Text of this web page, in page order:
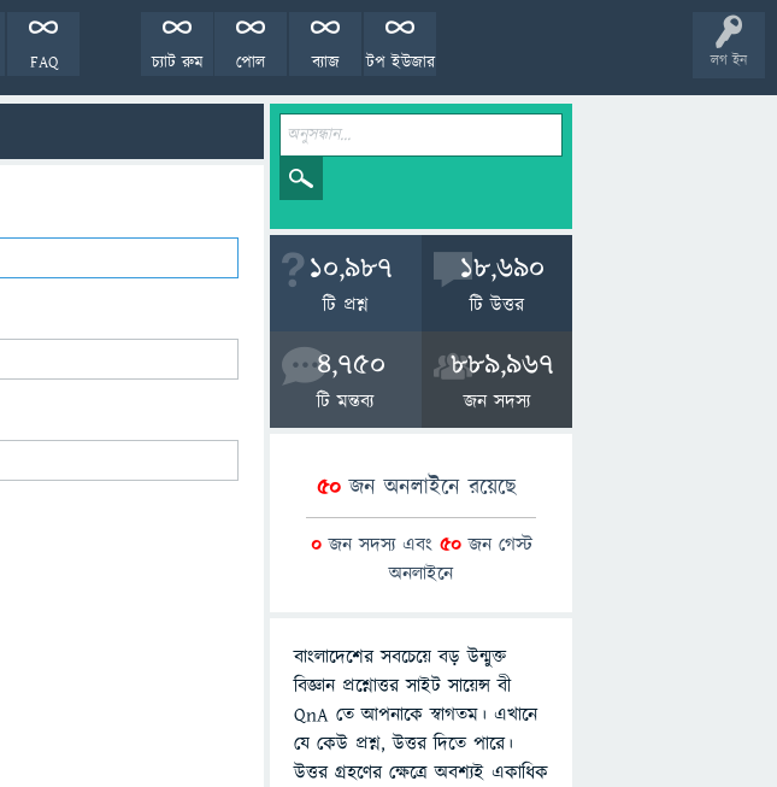
লগ ইন
FAQ টপ ইউজার
ব্যাজ
পোল
চ্যাট রুম
10,987
টি প্রশ্ন
18,690
টি উত্তর
4,750
টি মন্তব্য
889,967
জন সদস্য
50জন অনলাইনে রয়েছে
0জন সদস্য এবং 50জন গেস্ট
অনলাইনে
বাংলাদেশের সবচেয়ে বড় উন্মুক্ত
বিজ্ঞান প্রশ্নোত্তর সাইট সায়েন্স বী
QnA তে আপনাকে স্বাগতম। এখানে
যে কেউ প্রশ্ন, উত্তর দিতে পারে।
উত্তর গ্রহণের ক্ষেত্রে অবশ্যই একাধিক